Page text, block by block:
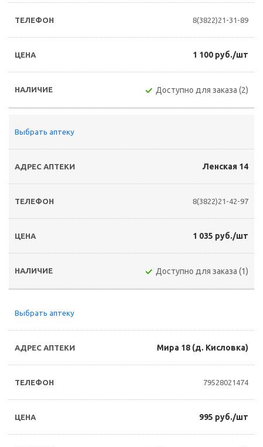
8(3822)21-31-89
1 100 руб./шт
Доступно для заказа (2)
Выбрать аптеку
Ленская 14
8(3822)21-42-97
1 035 руб./шт
Доступно для заказа (1)
Выбрать аптеку
Мира 18 (д. Кисловка)
79528021474
995 руб./шт